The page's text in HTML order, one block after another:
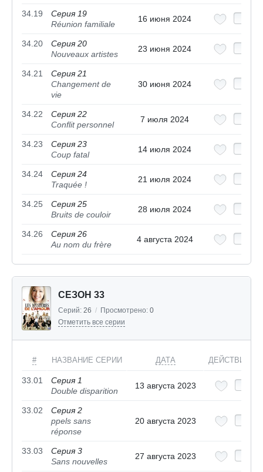
34.19
Серия 19
Réunion familiale
16 июня 2024
34.20
Серия 20
Nouveaux artistes
23 июня 2024
34.21
Серия 21
Changement de
vie
30 июня 2024
34.22
Серия 22
Conflit personnel
7 июля 2024
34.23
Серия 23
Coup fatal
14 июля 2024
34.24
Серия 24
Traquée !
21 июля 2024
34.25
Серия 25
Bruits de couloir
28 июля 2024
34.26
Серия 26
Au nom du frère
4 августа 2024
СЕЗОН 33
Серий: 26 / Просмотрено: 0
Отметить все серии
# НАЗВАНИЕ СЕРИИ ДАТА ДЕЙСТВИЯ
33.01
Серия 1
Double disparition
13 августа 2023
33.02
Серия 2
ppels sans
réponse
20 августа 2023
33.03
Серия 3
Sans nouvelles
27 августа 2023